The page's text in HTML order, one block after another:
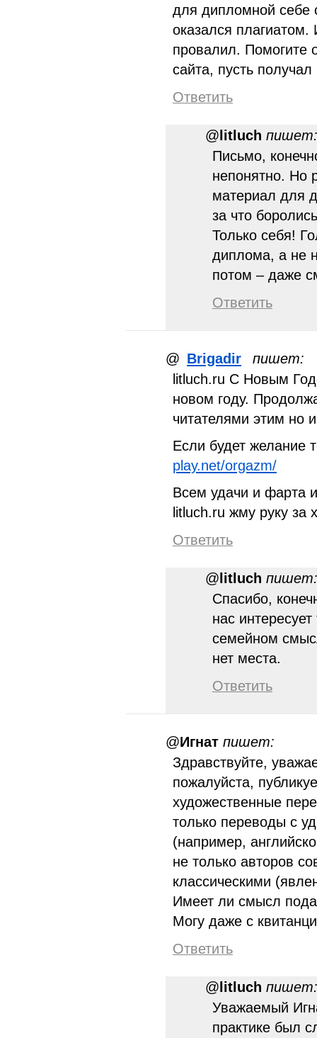
для дипломной себе
оказался
провалил. Помогите
сайта, пусть
Ответить
@ litluch пишет:
Письмо,
непонятно. Но
материал для
за что
Только себя!
диплома, а не
потом – даже
Ответить
@ Brigadir
пишет:
litluch.ru С Новым
новом году.
читателями этим но
Если будет желание
play.net/orgazm/
Всем удачи и фарта
litluch.ru жму руку за
Ответить
@ litluch пишет:
Спасибо,
нас
семейном
нет места.
Ответить
@Игнат пишет:
Здравствуйте,
пожалуйста,
художественные
только переводы с
(например,
не только авторов
классическими
Имеет ли смысл
Могу даже с
Ответить
@ litluch пишет:
Уважаемый
практике был